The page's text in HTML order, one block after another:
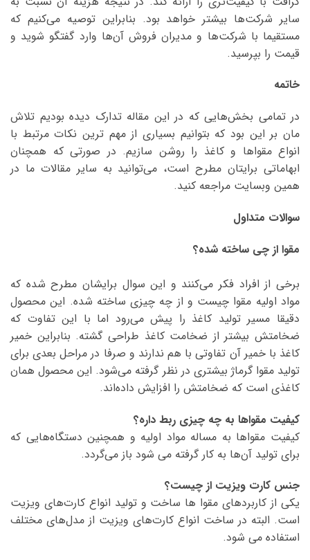
سایر شرکت‌ها بیشتر خواهد بود. بنابراین توصیه می‌کنیم که
مستقیما با شرکت‌ها و مدیران فروش آن‌ها وارد گفتگو شوید و
قیمت را بپرسید.
خاتمه
در تمامی بخش‌‌هایی که در این مقاله تدارک دیده بودیم تلاش
مان بر این بود که بتوانیم بسیاری از مهم ترین نکات مرتبط با
انواع مقواها و کاغذ را روشن سازیم. در صورتی که همچنان
ابهاماتی برایتان مطرح است، می‌توانید به سایر مقالات ما در
همین وبسایت مراجعه کنید.
سوالات متداول
مقوا از چی ساخته شده؟
برخی از افراد فکر‌ می‌کنند و این سوال برایشان مطرح شده که
مواد اولیه مقوا چیست و از چه چیزی ساخته شده. این محصول
دقیقا مسیر تولید کاغذ را پیش‌ می‌رود اما با این تفاوت که
ضخامتش بیشتر از ضخامت کاغذ طراحی گشته. بنابراین خمیر
کاغذ با خمیر آن تفاوتی با هم ندارند و صرفا در مراحل بعدی برای
تولید مقوا گرماژ بیشتری در نظر گرفته‌ می‌شود. این محصول همان
کاغذی است که ضخامتش را افزایش داده‌اند.
کیفیت مقواها به چه چیزی ربط داره؟
کیفیت مقواها به مساله مواد اولیه و همچنین دستگاه‌‌هایی که
برای تولید آن‌ها به کار گرفته‌ می‌ شود باز می‌گردد.
جنس کارت ویزیت از چیست؟
یکی از کاربرد‌های مقوا ها ساخت و تولید انواع کارت‌های ویزیت
است. البته در ساخت انواع کارت‌های ویزیت از مدل‌های مختلف
استفاده‌ می‌ شود.